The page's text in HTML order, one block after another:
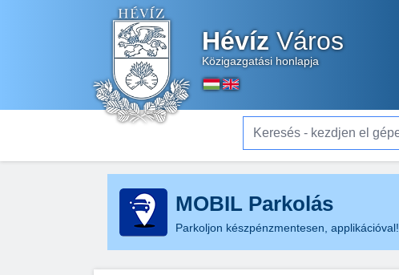
HévízVáros
Közigazgatási honlapja
Keresés - kezdjen el gépelni...
MOBIL Parkolás
Parkoljon készpénzmentesen, applikációval!